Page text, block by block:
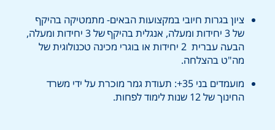
ציון בגרות חיובי במקצועות הבאים- מתמטיקה בהיקף
של 3 יחידות ומעלה, אנגלית בהיקף של 3 יחידות ומעלה,
הבעה עברית 2 יחידות או בוגרי מכינה טכנולוגית של
מה"ט בהצלחה.
מועמדים בני 35+: תעודת גמר מוכרת על ידי משרד
החינוך של 12 שנות לימוד לפחות.